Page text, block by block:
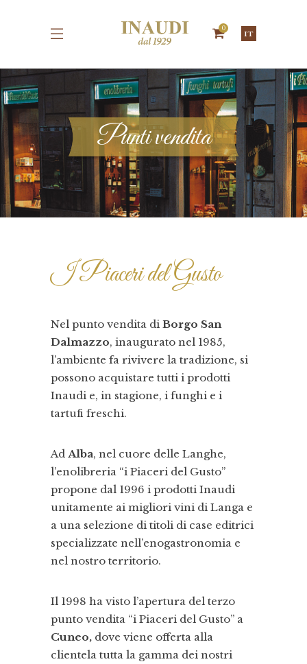
0
IT
Punti vendita
I Piaceri del Gusto
Nel punto vendita di Borgo San
Dalmazzo, inaugurato nel 1985,
l’ambiente fa rivivere la tradizione, si
possono acquistare tutti i prodotti
Inaudi e, in stagione, i funghi e i
tartufi freschi.
Ad Alba, nel cuore delle Langhe,
l’enolibreria “i Piaceri del Gusto”
propone dal 1996 i prodotti Inaudi
unitamente ai migliori vini di Langa e
a una selezione di titoli di case editrici
specializzate nell’enogastronomia e
nel nostro territorio.
Il 1998 ha visto l’apertura del terzo
punto vendita “i Piaceri del Gusto” a
Cuneo, dove viene offerta alla
clientela tutta la gamma dei nostri